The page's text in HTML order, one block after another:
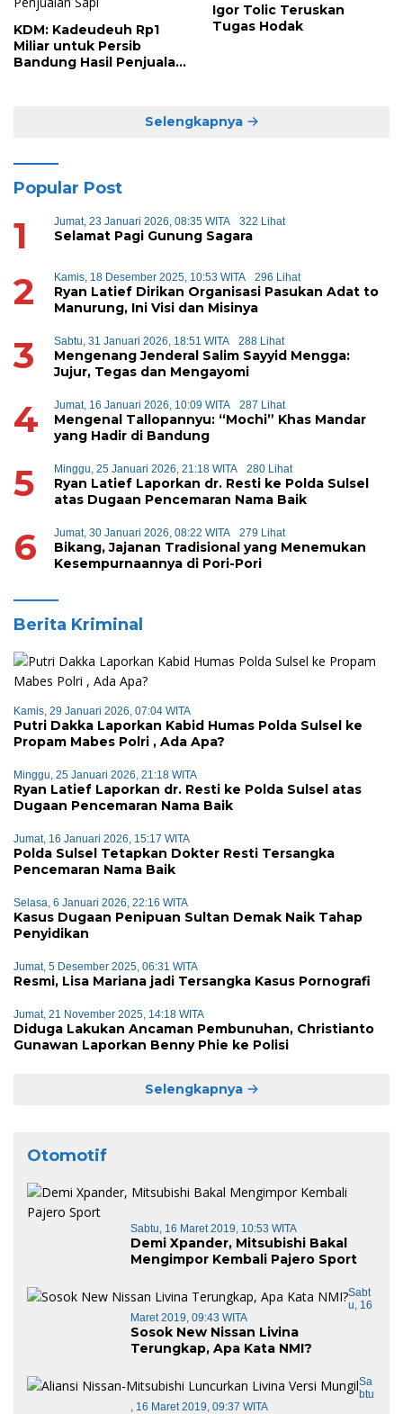
KDM: Kadeudeuh Rp1
Miliar untuk Persib
Bandung Hasil Penjualan
Igor Tolic Teruskan
Tugas Hodak
Selengkapnya
Popular Post
1 Jumat, 23 Januari 2026, 08:35 WITA 322 Lihat
Selamat Pagi Gunung Sagara
2 Kamis, 18 Desember 2025, 10:53 WITA 296 Lihat
Ryan Latief Dirikan Organisasi Pasukan Adat to
Manurung, Ini Visi dan Misinya
3 Sabtu, 31 Januari 2026, 18:51 WITA 288 Lihat
Mengenang Jenderal Salim Sayyid Mengga:
Jujur, Tegas dan Mengayomi
4 Jumat, 16 Januari 2026, 10:09 WITA 287 Lihat
Mengenal Tallopannyu: “Mochi” Khas Mandar
yang Hadir di Bandung
5 Minggu, 25 Januari 2026, 21:18 WITA 280 Lihat
Ryan Latief Laporkan dr. Resti ke Polda Sulsel
atas Dugaan Pencemaran Nama Baik
6 Jumat, 30 Januari 2026, 08:22 WITA 279 Lihat
Bikang, Jajanan Tradisional yang Menemukan
Kesempurnaannya di Pori-Pori
Berita Kriminal
Kamis, 29 Januari 2026, 07:04 WITA
Putri Dakka Laporkan Kabid Humas Polda Sulsel ke
Propam Mabes Polri , Ada Apa?
Minggu, 25 Januari 2026, 21:18 WITA
Ryan Latief Laporkan dr. Resti ke Polda Sulsel atas
Dugaan Pencemaran Nama Baik
Jumat, 16 Januari 2026, 15:17 WITA
Polda Sulsel Tetapkan Dokter Resti Tersangka
Pencemaran Nama Baik
Selasa, 6 Januari 2026, 22:16 WITA
Kasus Dugaan Penipuan Sultan Demak Naik Tahap
Penyidikan
Jumat, 5 Desember 2025, 06:31 WITA
Resmi, Lisa Mariana jadi Tersangka Kasus Pornografi
Jumat, 21 November 2025, 14:18 WITA
Diduga Lakukan Ancaman Pembunuhan, Christianto
Gunawan Laporkan Benny Phie ke Polisi
Selengkapnya
Otomotif
Sabtu, 16 Maret 2019, 10:53 WITA
Demi Xpander, Mitsubishi Bakal
Mengimpor Kembali Pajero Sport
Sabt
U, 16
Maret 2019, 09:43 WITA
Sosok New Nissan Livina
Terungkap, Apa Kata NMI?
Sa
Btu
, 16 Maret 2019, 09:37 WITA